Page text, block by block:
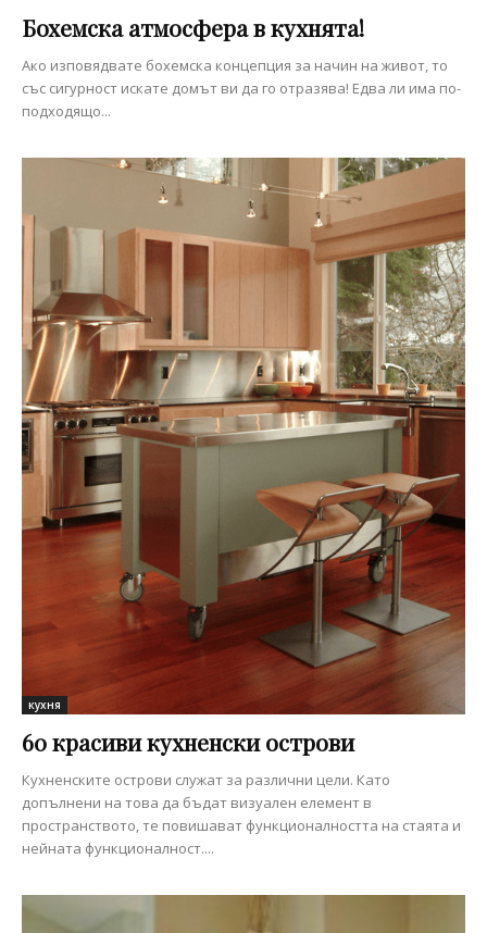
Бохемска атмосфера в кухнята!
Ако изповядвате бохемска концепция за начин на живот, то
със сигурност искате домът ви да го отразява! Едва ли има по-
подходящо...
кухня
60 красиви кухненски острови
Кухненските острови служат за различни цели. Като
допълнени на това да бъдат визуален елемент в
пространството, те повишават функционалността на стаята и
нейната функционалност....